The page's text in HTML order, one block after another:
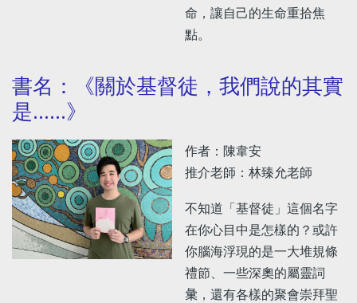
命，讓自己的生命重拾焦
點。
書名：《關於基督徒，我們說的其實
是......》
作者：陳韋安
推介老師：林臻允老師
不知道「基督徒」這個名字
在你心目中是怎樣的？或許
你腦海浮現的是一大堆規條
禮節、一些深奧的屬靈詞
𢑥，還有各樣的聚會崇拜聖